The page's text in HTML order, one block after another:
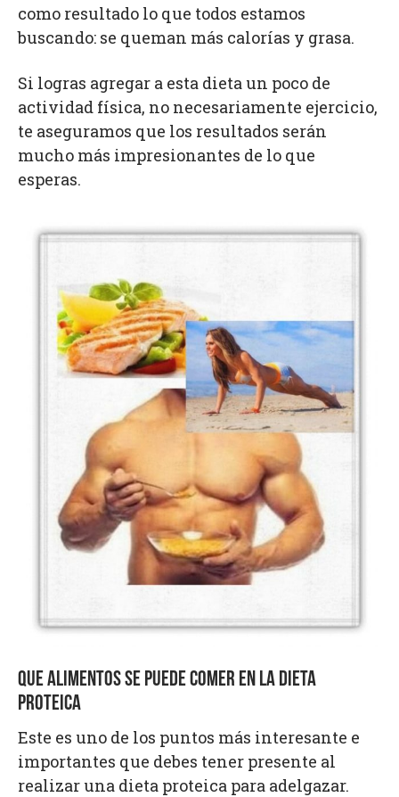
como resultado lo que todos estamos
buscando: se queman más calorías y grasa.
Si logras agregar a esta dieta un poco de
actividad física, no necesariamente ejercicio,
te aseguramos que los resultados serán
mucho más impresionantes de lo que
esperas.
QUE ALIMENTOS SE PUEDE COMER EN LA DIETA
PROTEICA
Este es uno de los puntos más interesante e
importantes que debes tener presente al
realizar una dieta proteica para adelgazar.